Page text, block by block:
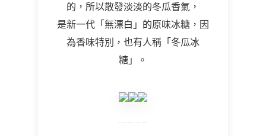
的，所以散發淡淡的冬瓜香氣，
是新一代「無漂白」的原味冰糖，因
為香味特別，也有人稱「冬瓜冰
糖」。